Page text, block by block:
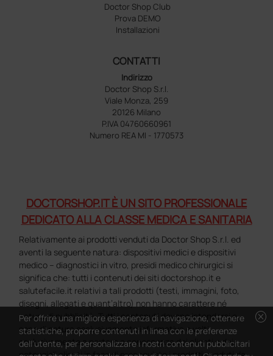
Doctor Shop Club
Prova DEMO
Installazioni
CONTATTI
Indirizzo
Doctor Shop S.r.l.
Viale Monza, 259
20126 Milano
P.IVA 04760660961
Numero REA MI - 1770573
DOCTORSHOP.IT È UN SITO PROFESSIONALE
DEDICATO ALLA CLASSE MEDICA E SANITARIA
Relativamente ai prodotti venduti da Doctor Shop S.r.l. ed
aventi la seguente natura: dispositivi medici e dispositivi
medico – diagnostici in vitro, presidi medico chirurgici si
significa che: tutti i contenuti dei siti doctorshop.it e
salutefacile.it relativi a tali prodotti (testi, immagini, foto,
disegni, allegati e quant’altro) non hanno carattere né
natura di pubblicità. Tutti i contenuti devono intendersi e
sono di natura esclusivamente informativa e volti
esclusivamente a portare a conoscenza dei clienti e dei
cancel
Per offrire una migliore esperienza di navigazione, ottenere
statistiche, proporre contenuti in linea con le preferenze
dell'utente, per personalizzare i nostri contenuti pubblicitari